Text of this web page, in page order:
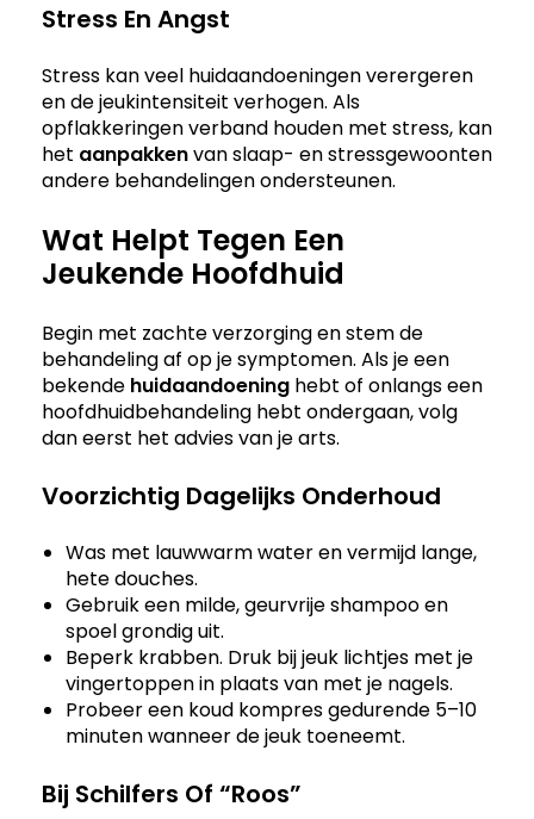
Stress En Angst
Stress kan veel huidaandoeningen verergeren
en de jeukintensiteit verhogen. Als
opflakkeringen verband houden met stress, kan
het aanpakkenvan slaap- en stressgewoonten
andere behandelingen ondersteunen.
Wat Helpt Tegen Een
Jeukende Hoofdhuid
Begin met zachte verzorging en stem de
behandeling af op je symptomen. Als je een
bekende huidaandoening hebt of onlangs een
hoofdhuidbehandeling hebt ondergaan, volg
dan eerst het advies van je arts.
Voorzichtig Dagelijks Onderhoud
Was met lauwwarm water en vermijd lange,
hete douches.
Gebruik een milde, geurvrije shampoo en
spoel grondig uit.
Beperk krabben. Druk bij jeuk lichtjes met je
vingertoppen in plaats van met je nagels.
Probeer een koud kompres gedurende 5–10
minuten wanneer de jeuk toeneemt.
Bij Schilfers Of “Roos”